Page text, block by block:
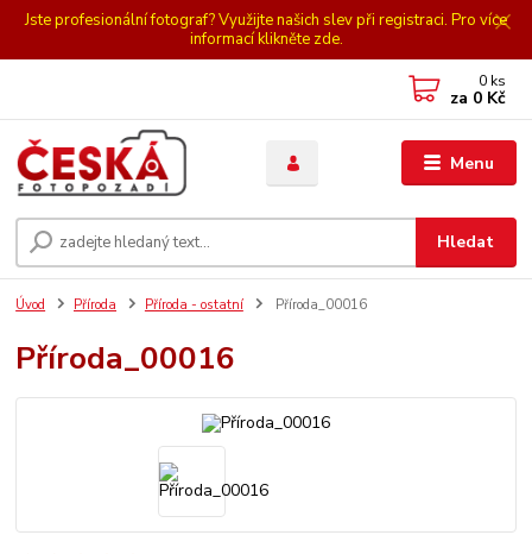
Jste profesionální fotograf? Využijte našich slev při registraci. Pro více
informací klikněte zde.
Menu
Hledat
0 ks
za 0 Kč
Úvod Příroda Příroda - ostatní Příroda_00016
Příroda_00016